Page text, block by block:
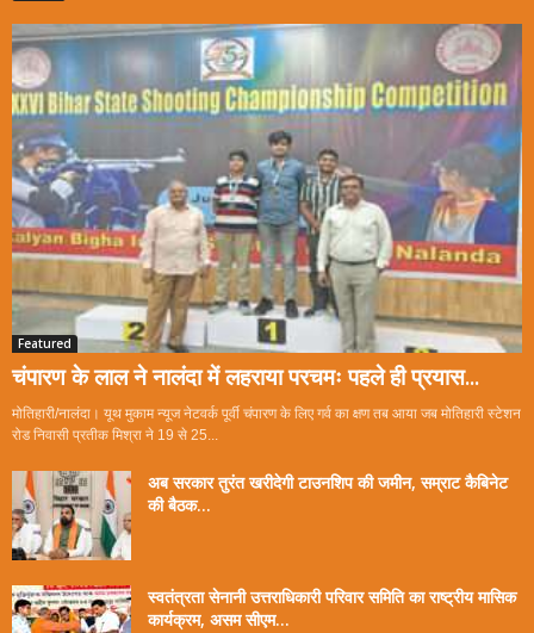
Featured
चंपारण के लाल ने नालंदा में लहराया परचमः पहले ही प्रयास...
मोतिहारी/नालंदा। यूथ मुकाम न्यूज नेटवर्क पूर्वी चंपारण के लिए गर्व का क्षण तब आया जब मोतिहारी स्टेशन
रोड निवासी प्रतीक मिश्रा ने 19 से 25...
अब सरकार तुरंत खरीदेगी टाउनशिप की जमीन, सम्राट कैबिनेट
की बैठक...
स्वतंत्रता सेनानी उत्तराधिकारी परिवार समिति का राष्ट्रीय मासिक
कार्यक्रम, असम सीएम...